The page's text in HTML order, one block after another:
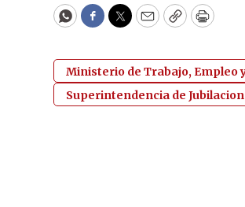
WhatsApp
Facebook
Twitter
EmailCopyPrint
Ministerio de Trabajo, Empleo
Superintendencia de